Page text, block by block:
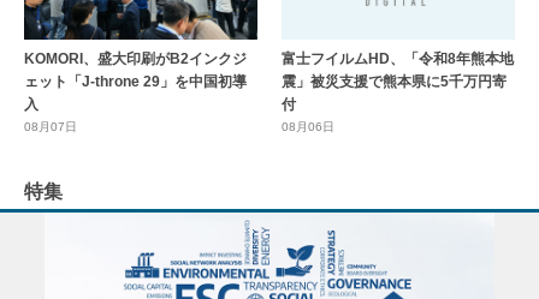
KOMORI、盛大印刷がB2インクジ
ェット「J-throne 29」を中国初導
入
08月07日
富士フイルムHD、「令和8年熊本地
震」被災支援で熊本県に5千万円寄
付
08月06日
特集